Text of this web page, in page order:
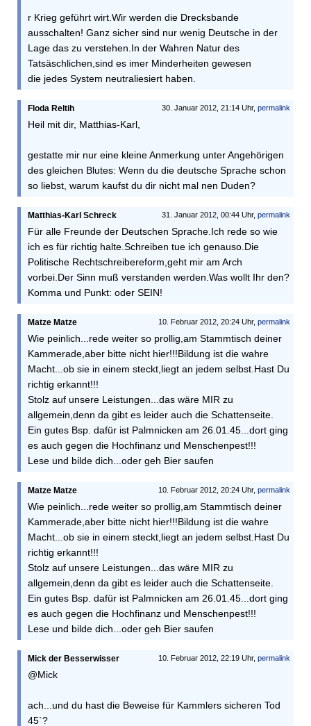
r Krieg geführt wirt.Wir werden die Drecksbande
ausschalten! Ganz sicher sind nur wenig Deutsche in der
Lage das zu verstehen.In der Wahren Natur des
Tatsäschlichen,sind es imer Minderheiten gewesen
die jedes System neutraliesiert haben.
30. Januar 2012, 21:14 Uhr, permalink
Floda Reltih
Heil mit dir, Matthias-Karl,
gestatte mir nur eine kleine Anmerkung unter Angehörigen
des gleichen Blutes: Wenn du die deutsche Sprache schon
so liebst, warum kaufst du dir nicht mal nen Duden?
31. Januar 2012, 00:44 Uhr, permalink
Matthias-Karl Schreck
Für alle Freunde der Deutschen Sprache.Ich rede so wie
ich es für richtig halte.Schreiben tue ich genauso.Die
Politische Rechtschreibereform,geht mir am Arch
vorbei.Der Sinn muß verstanden werden.Was wollt Ihr den?
Komma und Punkt: oder SEIN!
10. Februar 2012, 20:24 Uhr, permalink
Matze Matze
Wie peinlich...rede weiter so prollig,am Stammtisch deiner
Kammerade,aber bitte nicht hier!!!Bildung ist die wahre
Macht...ob sie in einem steckt,liegt an jedem selbst.Hast Du
richtig erkannt!!!
Stolz auf unsere Leistungen...das wäre MIR zu
allgemein,denn da gibt es leider auch die Schattenseite.
Ein gutes Bsp. dafür ist Palmnicken am 26.01.45...dort ging
es auch gegen die Hochfinanz und Menschenpest!!!
Lese und bilde dich...oder geh Bier saufen
10. Februar 2012, 20:24 Uhr, permalink
Matze Matze
Wie peinlich...rede weiter so prollig,am Stammtisch deiner
Kammerade,aber bitte nicht hier!!!Bildung ist die wahre
Macht...ob sie in einem steckt,liegt an jedem selbst.Hast Du
richtig erkannt!!!
Stolz auf unsere Leistungen...das wäre MIR zu
allgemein,denn da gibt es leider auch die Schattenseite.
Ein gutes Bsp. dafür ist Palmnicken am 26.01.45...dort ging
es auch gegen die Hochfinanz und Menschenpest!!!
Lese und bilde dich...oder geh Bier saufen
10. Februar 2012, 22:19 Uhr, permalink
Mick der Besserwisser
@Mick
ach...und du hast die Beweise für Kammlers sicheren Tod
45`?